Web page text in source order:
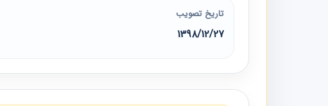
تاریخ تصویب
1398/12/27